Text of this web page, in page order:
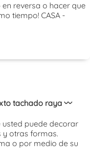
reversa o hacer que
tiempo! CASA -
tachado raya 〰️
puede decorar
y otras formas.
o por medio de su